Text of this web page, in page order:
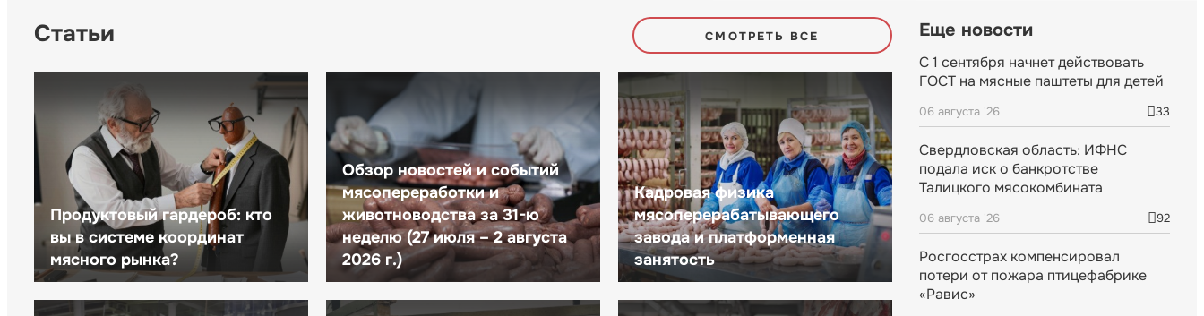
Статьи СМОТРЕТЬ ВСЕ
Продуктовый гардероб: кто
вы в системе координат
мясного рынка?
Обзор новостей и событий
мясопереработки и
животноводства за 31-ю
неделю (27 июля – 2 августа
2026 г.)
Кадровая физика
мясоперерабатывающего
завода и платформенная
занятость
Еще новости
С 1 сентября начнет действовать
ГОСТ на мясные паштеты для детей
06 августа '26 33
Свердловская область: ИФНС
подала иск о банкротстве
Талицкого мясокомбината
06 августа '26 92
Росгосстрах компенсировал
потери от пожара птицефабрике
«Равис»